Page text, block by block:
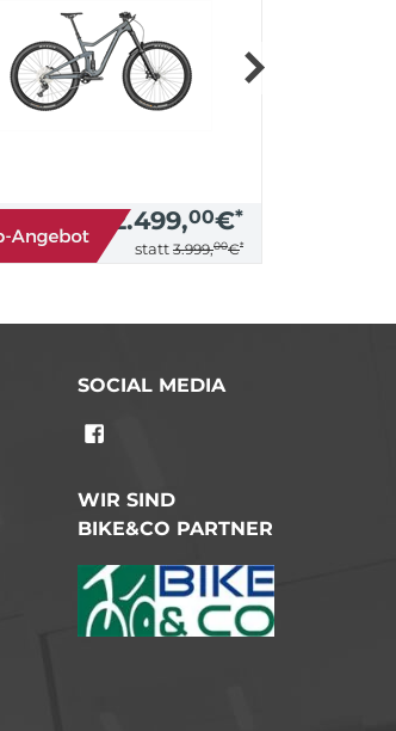
2.499,00€*
statt 3.999,00€*
SOCIAL MEDIA
WIR SIND
BIKE&CO PARTNER